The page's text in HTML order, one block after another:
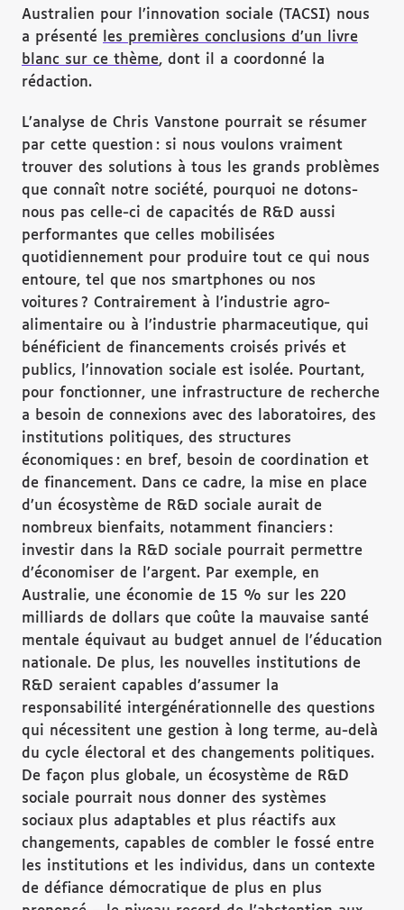
Australien pour l’innovation sociale (TACSI) nous
a présenté les premières conclusions d’un livre
blanc sur ce thème, dont il a coordonné la
rédaction.
L’analyse de Chris Vanstone pourrait se résumer
par cette question : si nous voulons vraiment
trouver des solutions à tous les grands problèmes
que connaît notre société, pourquoi ne dotons-
nous pas celle-ci de capacités de R&D aussi
performantes que celles mobilisées
quotidiennement pour produire tout ce qui nous
entoure, tel que nos smartphones ou nos
voitures ? Contrairement à l’industrie agro-
alimentaire ou à l’industrie pharmaceutique, qui
bénéficient de financements croisés privés et
publics, l’innovation sociale est isolée. Pourtant,
pour fonctionner, une infrastructure de recherche
a besoin de connexions avec des laboratoires, des
institutions politiques, des structures
économiques : en bref, besoin de coordination et
de financement. Dans ce cadre, la mise en place
d’un écosystème de R&D sociale aurait de
nombreux bienfaits, notamment financiers :
investir dans la R&D sociale pourrait permettre
d’économiser de l’argent. Par exemple, en
Australie, une économie de 15 % sur les 220
milliards de dollars que coûte la mauvaise santé
mentale équivaut au budget annuel de l’éducation
nationale. De plus, les nouvelles institutions de
R&D seraient capables d’assumer la
responsabilité intergénérationnelle des questions
qui nécessitent une gestion à long terme, au-delà
du cycle électoral et des changements politiques.
De façon plus globale, un écosystème de R&D
sociale pourrait nous donner des systèmes
sociaux plus adaptables et plus réactifs aux
changements, capables de combler le fossé entre
les institutions et les individus, dans un contexte
de défiance démocratique de plus en plus